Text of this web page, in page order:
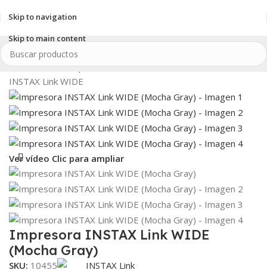
Skip to navigation
Skip to main content
Inicio/INSTAX/Impresoras INSTAX/INSTAX WIDE/
INSTAX Link WIDE
Ver vídeo Clic para ampliar
Impresora INSTAX Link WIDE
(Mocha Gray)
SKU: 10455